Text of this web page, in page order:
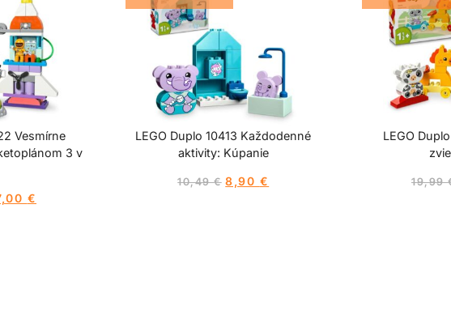
Vesmírne
3 v
€
LEGO Duplo 10413 Každodenné
aktivity: Kúpanie
10,49€ 8,90 €
LEGO
19,99